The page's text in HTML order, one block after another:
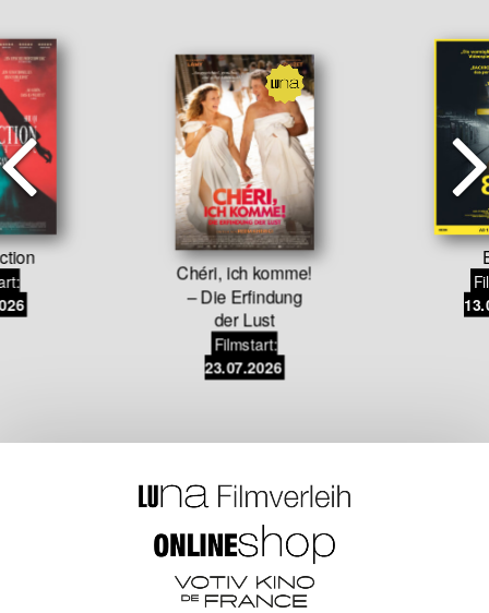
Chéri, ich komme!
– Die Erfindung
der Lust
Filmstart:
23.07.2026